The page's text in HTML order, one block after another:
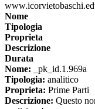
Nome
Tipologia
Proprieta
Descrizione
Durata
Nome: _pk_id.1.969a
Tipologia: analitico
Proprieta: Prime Parti
Descrizione: Questo